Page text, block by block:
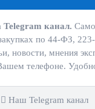
канал.
по 44-ФЗ,
новости, мнения
телефоне.
Наш Telegram канал